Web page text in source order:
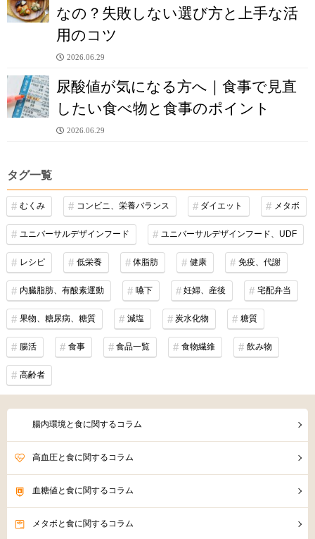
なの？失敗しない選び方と上手な活
用のコツ
2026.06.29
尿酸値が気になる方へ｜食事で見直
したい食べ物と食事のポイント
2026.06.29
タグ一覧
むくみ コンビニ、栄養バランス ダイエット メタボ
ユニバーサルデザインフード ユニバーサルデザインフード、UDF
レシピ 低栄養 体脂肪 健康 免疫、代謝
内臓脂肪、有酸素運動 嚥下 妊婦、産後 宅配弁当
果物、糖尿病、糖質 減塩 炭水化物 糖質
腸活 食事 食品一覧 食物繊維 飲み物
高齢者
腸内環境と食に関するコラム
高血圧と食に関するコラム
血糖値と食に関するコラム
メタボと食に関するコラム